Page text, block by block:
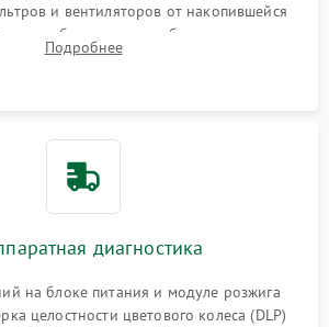
и вентиляторов от накопившейся
осмотр блока питания, балласта лампы и
на наличие прогаров или вздутых
Подробнее
диагностика
на блоке питания и модуле розжига
целостности цветового колеса (DLP)